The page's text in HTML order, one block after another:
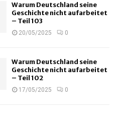
Warum Deutschland seine
Geschichte nicht aufarbeitet
– Teil 103
20/05/2025 0
Warum Deutschland seine
Geschichte nicht aufarbeitet
– Teil 102
17/05/2025 0